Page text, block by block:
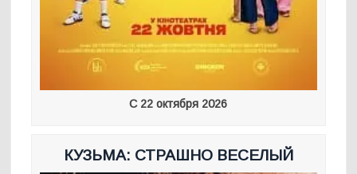
С 22 октября 2026
КУЗЬМА: СТРАШНО ВЕСЕЛЫЙ